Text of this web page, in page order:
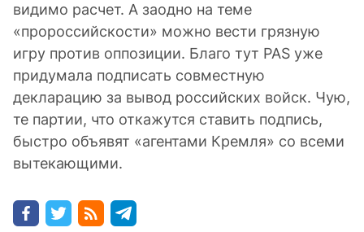
видимо расчет. А заодно на теме
«пророссийскости» можно вести грязную
игру против оппозиции. Благо тут PAS уже
придумала подписать совместную
декларацию за вывод российских войск. Чую,
те партии, что откажутся ставить подпись,
быстро объявят «агентами Кремля» со всеми
вытекающими.